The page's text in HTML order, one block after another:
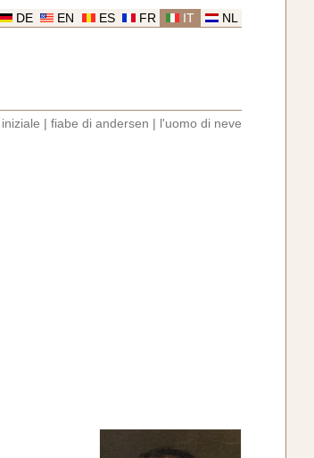
NL
IT
FR
ES
EN
DE
fiabe di andersen l'uomo di neve